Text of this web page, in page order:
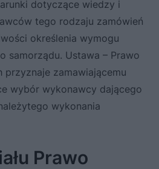
dotyczące wiedzy i
tego rodzaju zamówień
określenia wymogu
samorządu. Ustawa – Prawo
przyznaje zamawiającemu
wybór wykonawcy dającego
wykonania
Prawo